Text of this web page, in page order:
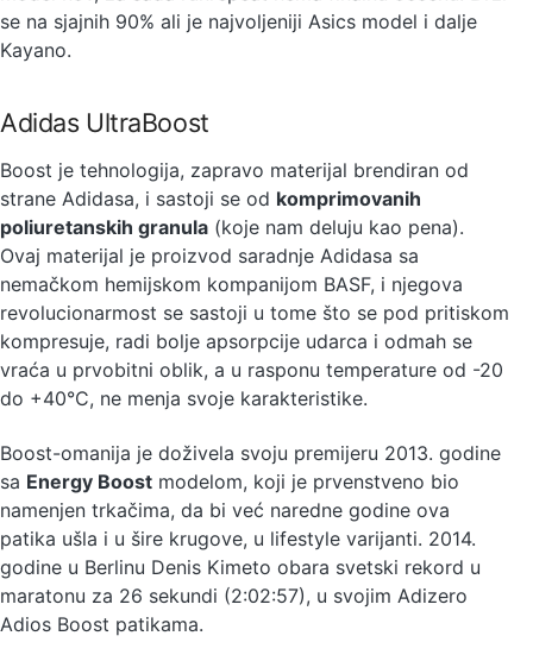
se na sjajnih 90% ali je najvoljeniji Asics model i dalje
Kayano.
Adidas UltraBoost
Boost je tehnologija, zapravo materijal brendiran od
strane Adidasa, i sastoji se od komprimovanih
poliuretanskih granula (koje nam deluju kao pena).
Ovaj materijal je proizvod saradnje Adidasa sa
nemačkom hemijskom kompanijom BASF, i njegova
revolucionarmost se sastoji u tome što se pod pritiskom
kompresuje, radi bolje apsorpcije udarca i odmah se
vraća u prvobitni oblik, a u rasponu temperature od -20
do +40°C, ne menja svoje karakteristike.
Boost-omanija je doživela svoju premijeru 2013. godine
sa Energy Boost modelom, koji je prvenstveno bio
namenjen trkačima, da bi već naredne godine ova
patika ušla i u šire krugove, u lifestyle varijanti. 2014.
godine u Berlinu Denis Kimeto obara svetski rekord u
maratonu za 26 sekundi (2:02:57), u svojim Adizero
Adios Boost patikama.